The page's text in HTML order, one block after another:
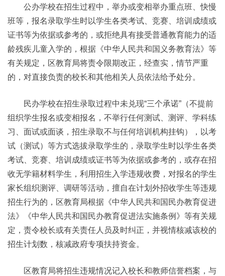
公办学校在招生过程中，举办或变相举办重点班、快慢
班等，报名录取学生时以学生各类考试、竞赛、培训成绩或
证书等为依据或参考的，或拒绝具有接受普通教育能力的适
龄残疾儿童入学的，根据《中华人民共和国义务教育法》等
有关规定，区教育局将责令限期改正，经查实，情节严重
的，对直接负责的校长和其他相关人员依法给予处分。
民办学校在招生录取过程中未兑现“三个承诺”（不提前
组织学生报名或变相报名，不举行任何测试、测评、学科练
习、面试或面谈，招生录取不与任何培训机构挂钩），以考
试（测试）等方式选拔录取学生的，录取学生时以学生各类
考试、竞赛、培训成绩或证书等为依据或参考的，或存在招
收无学籍材料学生，利用招生入学违规收费，对报名的学生
家长组织测评、调研等活动，擅自在计划外招收学生等违规
招生行为的，区教育局根据《中华人民共和国民办教育促进
法》《中华人民共和国民办教育促进法实施条例》等有关规
定，责令校长或有关责任人员及时纠正，并视情核减该校的
招生计划数，核减政府专项扶持资金。
区教育局将招生违规情况记入校长和教师信誉档案，与